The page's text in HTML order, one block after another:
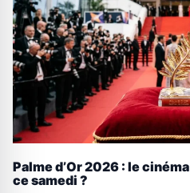
Palme d’Or 2026 : le
ce samedi ?